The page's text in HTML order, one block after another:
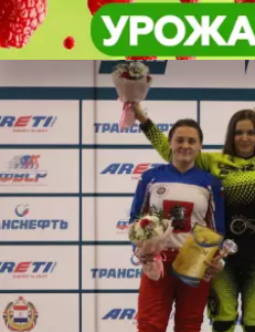
Пензячка
Кубка
Спорт
Пензячка
Кубка
Спорт
Другие
теме
Погода и
валют в